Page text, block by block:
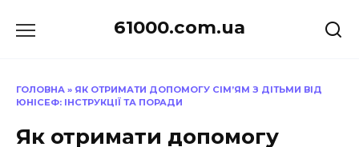
до
61000.com.ua
ГОЛОВНА » ЯК ОТРИМАТИ ДОПОМОГУ СІМ’ЯМ З ДІТЬМИ ВІД
ЮНІСЕФ: ІНСТРУКЦІЇ ТА ПОРАДИ
Як отримати допомогу